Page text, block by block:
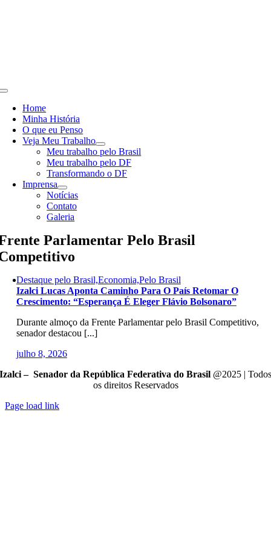
Toggle
NavigationHome
Minha História
O que eu Penso
Veja Meu Trabalho
Meu trabalho pelo Brasil
Meu trabalho pelo DF
Transformando o DF
Imprensa
Notícias
Contato
Galeria
Parlamentar Pelo Brasil
Destaque pelo Brasil,Economia,Pelo Brasil
Izalci Lucas Aponta Caminho Para O País Retomar O
Crescimento: “Esperança É Eleger Flávio Bolsonaro”
Durante almoço da Frente Parlamentar pelo Brasil Competitivo,
senador destacou [...]
julho 8, 2026
Izalci – Senador da República Federativa do Brasil @2025 | Todos
os direitos Reservados
Page load link